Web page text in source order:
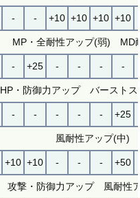
- - +10 +10 +10 +10
MP・全耐性アップ(弱) MD
- +25 - - - -
HP・防御力アップ バーストス
- - - - - +25
風耐性アップ(中)
+10 +10 - - - +50
攻撃・防御力アップ 風耐性